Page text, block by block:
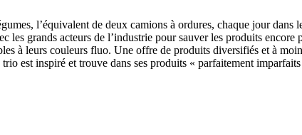
l’équivalent de deux camions à ordures, chaque jour dans
grands acteurs de l’industrie pour sauver les produits encore
à leurs couleurs fluo. Une offre de produits diversifiés et à
est inspiré et trouve dans ses produits « parfaitement